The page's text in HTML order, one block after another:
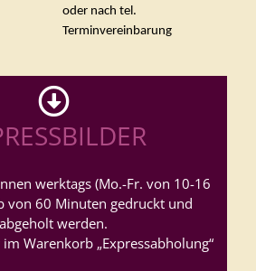
oder nach tel.
Terminvereinbarung
werktags (Mo.-Fr. von 10-16
von 60 Minuten gedruckt und
abgeholt werden.
Warenkorb „Expressabholung“